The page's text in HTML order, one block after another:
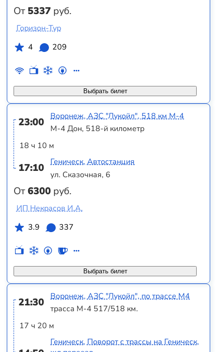
От 5337 руб.
Выбрать билет
Горизон-Тур
4
209
23:00
18 ч 10 м
17:10
От6300 руб.
Воронеж, АЗС "Лукойл", 518 км М-4
М-4 Дон, 518-й километр
Геническ, Автостанция
ул. Сказочная, 6
Выбрать билет
ИП Некрасов И.А.
3.9
337
21:30
17 ч 20 м
Воронеж, АЗС "Лукойл", по трассе М4
трасса М-4 517/518 км.
Геническ, Поворот с трассы на Геническ,